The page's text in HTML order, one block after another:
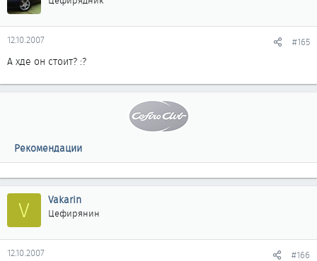
12.10.2007 #165
А хде он стоит? :?
Рекомендации
V Vakarin
Цефирянин
12.10.2007 #166